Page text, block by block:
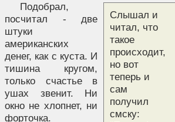
Слышал и
читал, что
такое
происходит,
но вот
теперь и
сам
получил
смску:
Подобрал,
посчитал - две
штуки
американских
денег, как с куста. И
тишина кругом,
только счастье в
ушах звенит. Ни
окно не хлопнет, ни
форточка.